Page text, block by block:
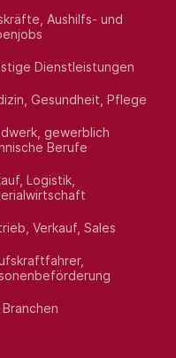
Aushilfs- und
Dienstleistungen
Gesundheit, Pflege
gewerblich
Berufe
Logistik,
Verkauf, Sales
Branchen